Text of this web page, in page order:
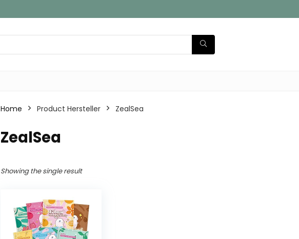
Home Product Hersteller ‎ZealSea
‎ZealSea
Showing the single result